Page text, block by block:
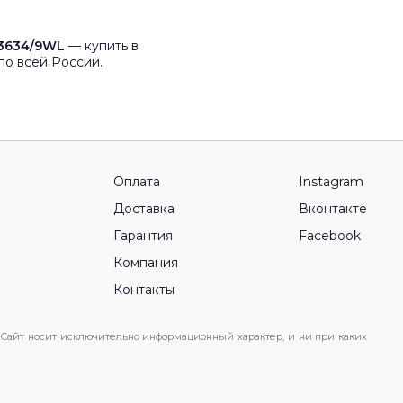
9WL — купить в
всей России.
Оплата
Доставка
Гарантия
Компания
Контакты
Instagram
Вконтакте
Facebook
носит исключительно информационный характер, и ни при каких